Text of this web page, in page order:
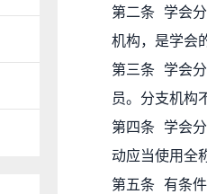
第二条 学会
机构，是学会
第三条 学会
员。分支机构
第四条 学会分
动应当使用全
第五条 有条